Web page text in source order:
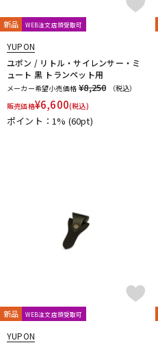
新品 WEB注文店頭受取可
YUPON
ユポン / リトル・サイレンサー・ミ
ュート 黒 トランペット用
メーカー希望小売価格 ¥8,250
（税込）
販売価格¥6,600(税込)
ポイント：1% (60pt)
新品 WEB注文店頭受取可
YUPON